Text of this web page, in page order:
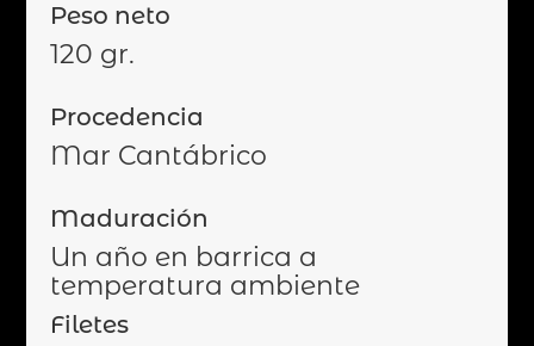
Peso neto
120 gr.
Procedencia
Mar Cantábrico
Maduración
Un año en barrica a
temperatura ambiente
Filetes